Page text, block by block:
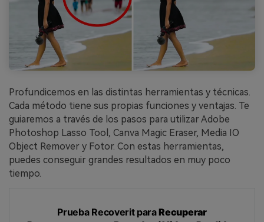
Profundicemos en las distintas herramientas y técnicas.
Cada método tiene sus propias funciones y ventajas. Te
guiaremos a través de los pasos para utilizar Adobe
Photoshop Lasso Tool, Canva Magic Eraser, Media IO
Object Remover y Fotor. Con estas herramientas,
puedes conseguir grandes resultados en muy poco
tiempo.
Prueba Recoverit paraRecuperar